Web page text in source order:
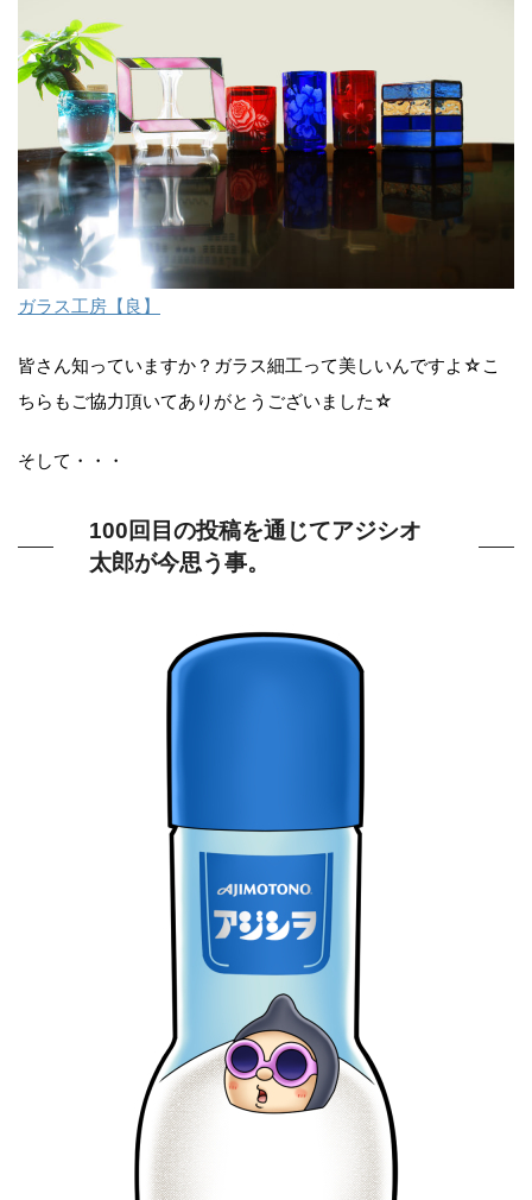
ガラス工房【良】
皆さん知っていますか？ガラス細工って美しいんですよ☆こ
ちらもご協力頂いてありがとうございました☆
そして・・・
100回目の投稿を通じてアジシオ
太郎が今思う事。